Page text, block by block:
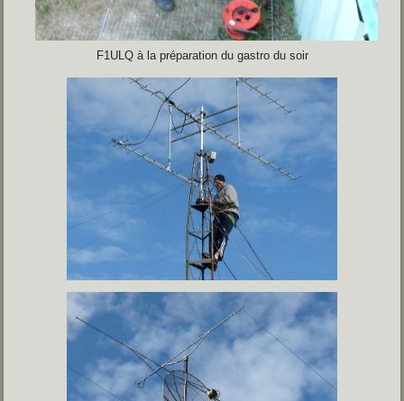
F1ULQ à la préparation du gastro du soir